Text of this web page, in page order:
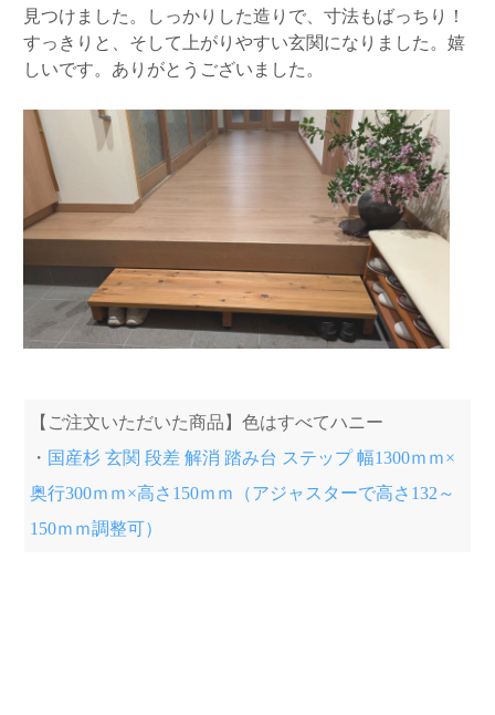
見つけました。しっかりした造りで、寸法もばっちり！
すっきりと、そして上がりやすい玄関になりました。嬉
しいです。ありがとうございました。
【ご注文いただいた商品】色はすべてハニー
・ 国産杉 玄関 段差 解消 踏み台 ステップ 幅1300ｍｍ×
奥行300ｍｍ×高さ150ｍｍ（アジャスターで高さ132～
150ｍｍ調整可）